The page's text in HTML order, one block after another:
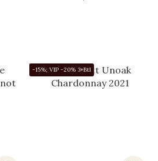
-15%; VIP -20% 3+Btl